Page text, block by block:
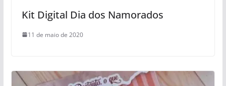
Kit Digital Dia dos Namorados
11 de maio de 2020